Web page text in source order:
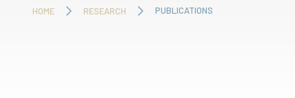
HOME RESEARCH PUBLICATIONS